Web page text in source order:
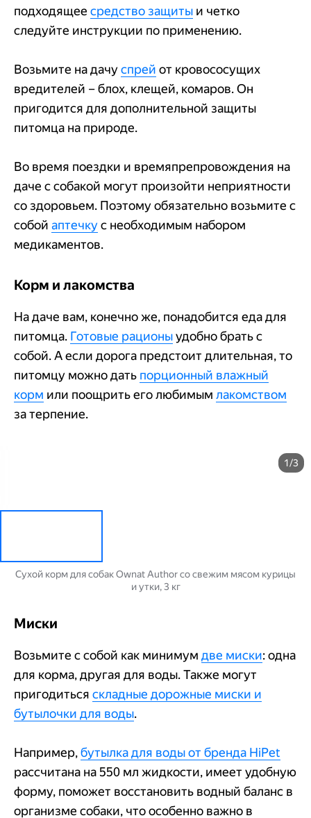
подходящее средство защиты и четко
следуйте инструкции по применению.
Возьмите на дачуспрей от кровососущих
вредителей – блох, клещей, комаров. Он
пригодится для дополнительной защиты
питомца на природе.
Во время поездки и времяпрепровождения на
даче с собакой могут произойти неприятности
со здоровьем. Поэтому обязательно возьмите с
собой аптечкус необходимым набором
медикаментов.
Корм и лакомства
На даче вам, конечно же, понадобится еда для
питомца. Готовые рационыудобно брать с
собой. А если дорога предстоит длительная, то
питомцу можно дать порционный влажный
корм или поощрить его любимым лакомством
за терпение.
1/3
Сухой корм для собак Ownat Author со свежим мясом курицы
и утки, 3 кг
Миски
Возьмите с собой как минимум две миски: одна
для корма, другая для воды. Также могут
пригодиться складные дорожные миски и
бутылочки для воды.
Например,бутылка для воды от бренда HiPet
рассчитана на 550 мл жидкости, имеет удобную
форму, поможет восстановить водный баланс в
организме собаки, что особенно важно в